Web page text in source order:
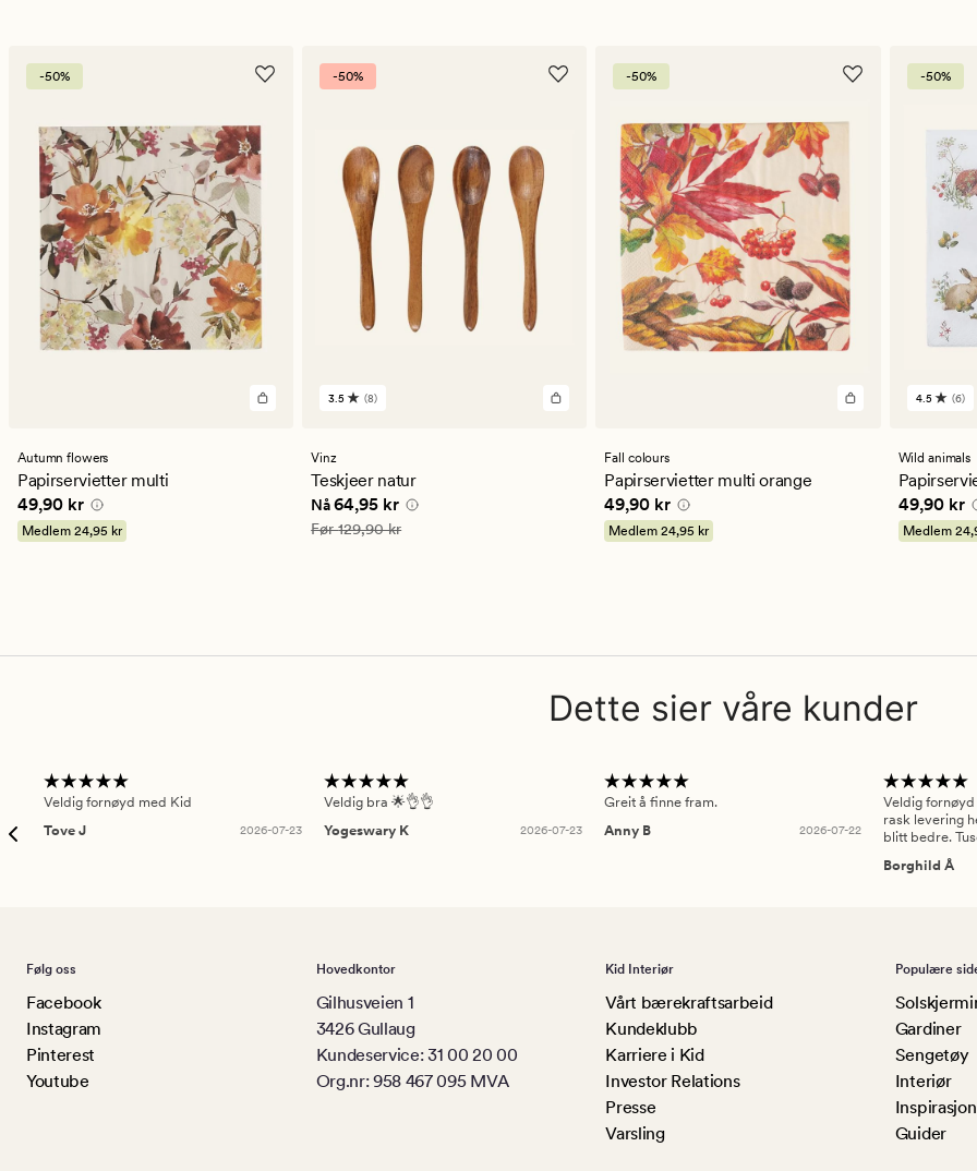
-50%
Autumn flowers
Papirservietter multi
Pris 49,90 kr
49,90 kr
Medlem 24,95 kr
-50%
8
en
gjennomsnittlig
vurdering
på
3.5
3.5 (8)
Vinz
Teskjeer natur
Nåværende pris
Nå64,95 kr
Vanlig pris 129,90 kr
Før129,90 kr
-50%
Fall colours
Papirservietter multi orange
Pris 49,90 kr
49,90 kr
Medlem24,95 kr
-50%
6
en
på
4.5
4.5 (6)
Wild animals
Pris
49,90 kr
Medlem
Dette sier våre kunder
Veldig fornøyd med Kid
Tove J
2026-07-23
Veldig bra 🌟👌👌
Yogeswary K
2026-07-23
Greit å finne fram.
Anny B
2026-07-22
Veldig
rask levering
blitt bedre.
Borghild Å
Følg oss
Facebook
Instagram
Pinterest
Youtube
Hovedkontor
Gilhusveien 1
3426 Gullaug
Kundeservice: 31 00 20 00
Org.nr: 958 467 095 MVA
Kid Interiør
Vårt bærekraftsarbeid
Kundeklubb
Karriere i Kid
Investor Relations
Presse
Varsling
Populære
Gardiner
Sengetøy
Interiør
Inspirasjon
Guider